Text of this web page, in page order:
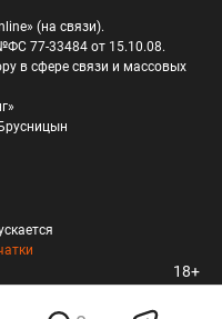
(на связи).
77-33484 от 15.10.08.
в сфере связи и массовых
18+